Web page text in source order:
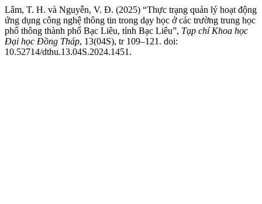
Lâm, T. H. và Nguyễn, V. Đ. (2025) “Thực trạng quản lý hoạt động
ứng dụng công nghệ thông tin trong dạy học ở các trường trung học
phổ thông thành phố Bạc Liêu, tỉnh Bạc Liêu”, Tạp chí Khoa học
Đại học Đồng Tháp, 13(04S), tr 109–121. doi:
10.52714/dthu.13.04S.2024.1451.